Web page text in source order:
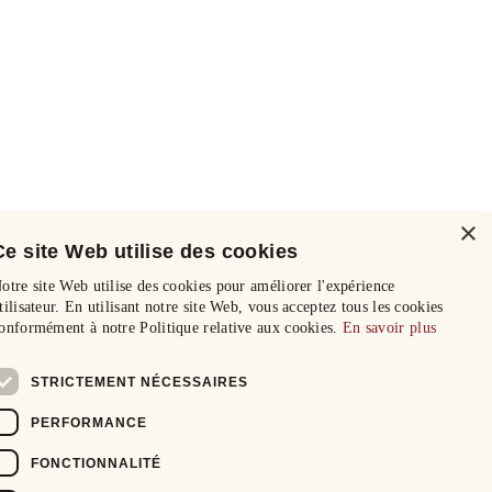
×
site Web utilise des cookies
site Web utilise des cookies pour améliorer l'expérience
En utilisant notre site Web, vous acceptez tous les cookies
à notre Politique relative aux cookies. En savoir plus
STRICTEMENT NÉCESSAIRES
PERFORMANCE
FONCTIONNALITÉ